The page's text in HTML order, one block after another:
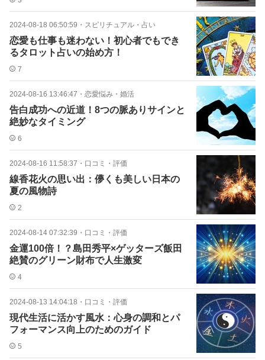
2024-08-18 06:50:59 ・ スピリチュアル・占い
恋愛も仕事も迷わない！初心者でもでき
るタロット占いの始め方！
7
2024-08-16 13:46:47 ・ 恋愛悩み・婚活
告白成功への近道！8つの脈ありサインと
絶妙なタイミング
6
2024-08-16 11:58:37 ・ 口コミ・評価
線香花火の思い出：儚くも美しい日本の
夏の風物詩
2
2024-08-14 07:32:39 ・ 口コミ・評価
金運100倍！？島田秀平×ゲッターズ飯田
絶賛のグリーン財布で人生激変
4
2024-08-13 14:04:18 ・ 口コミ・評価
現代生活に活かす風水：心身の調和とパ
フォーマンス向上のためのガイド
5